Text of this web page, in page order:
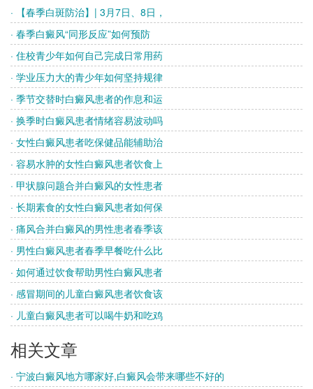
· 【春季白斑防治】| 3月7日、8日，
· 春季白癜风“同形反应”如何预防
· 住校青少年如何自己完成日常用药
· 学业压力大的青少年如何坚持规律
· 季节交替时白癜风患者的作息和运
· 换季时白癜风患者情绪容易波动吗
· 女性白癜风患者吃保健品能辅助治
· 容易水肿的女性白癜风患者饮食上
· 甲状腺问题合并白癜风的女性患者
· 长期素食的女性白癜风患者如何保
· 痛风合并白癜风的男性患者春季该
· 男性白癜风患者春季早餐吃什么比
· 如何通过饮食帮助男性白癜风患者
· 感冒期间的儿童白癜风患者饮食该
· 儿童白癜风患者可以喝牛奶和吃鸡
相关文章
· 宁波白癜风地方哪家好,白癜风会带来哪些不好的